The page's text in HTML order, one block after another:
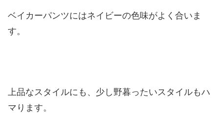
ベイカーパンツにはネイビーの色味がよく合いま
す。
上品なスタイルにも、少し野暮ったいスタイルもハ
マります。